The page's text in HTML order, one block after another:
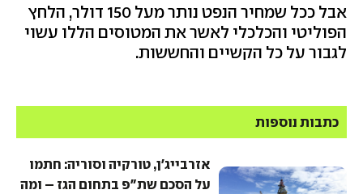
אבל ככל שמחיר הנפט נותר מעל 150 דולר, הלחץ
הפוליטי והכלכלי לאשר את המטוסים הללו עשוי
לגבור על כל הקשיים והחששות.
כתבות נוספות
אזרבייג'ן, טורקיה וסוריה: חתמו
על הסכם שת"פ בתחום הגז – ומה